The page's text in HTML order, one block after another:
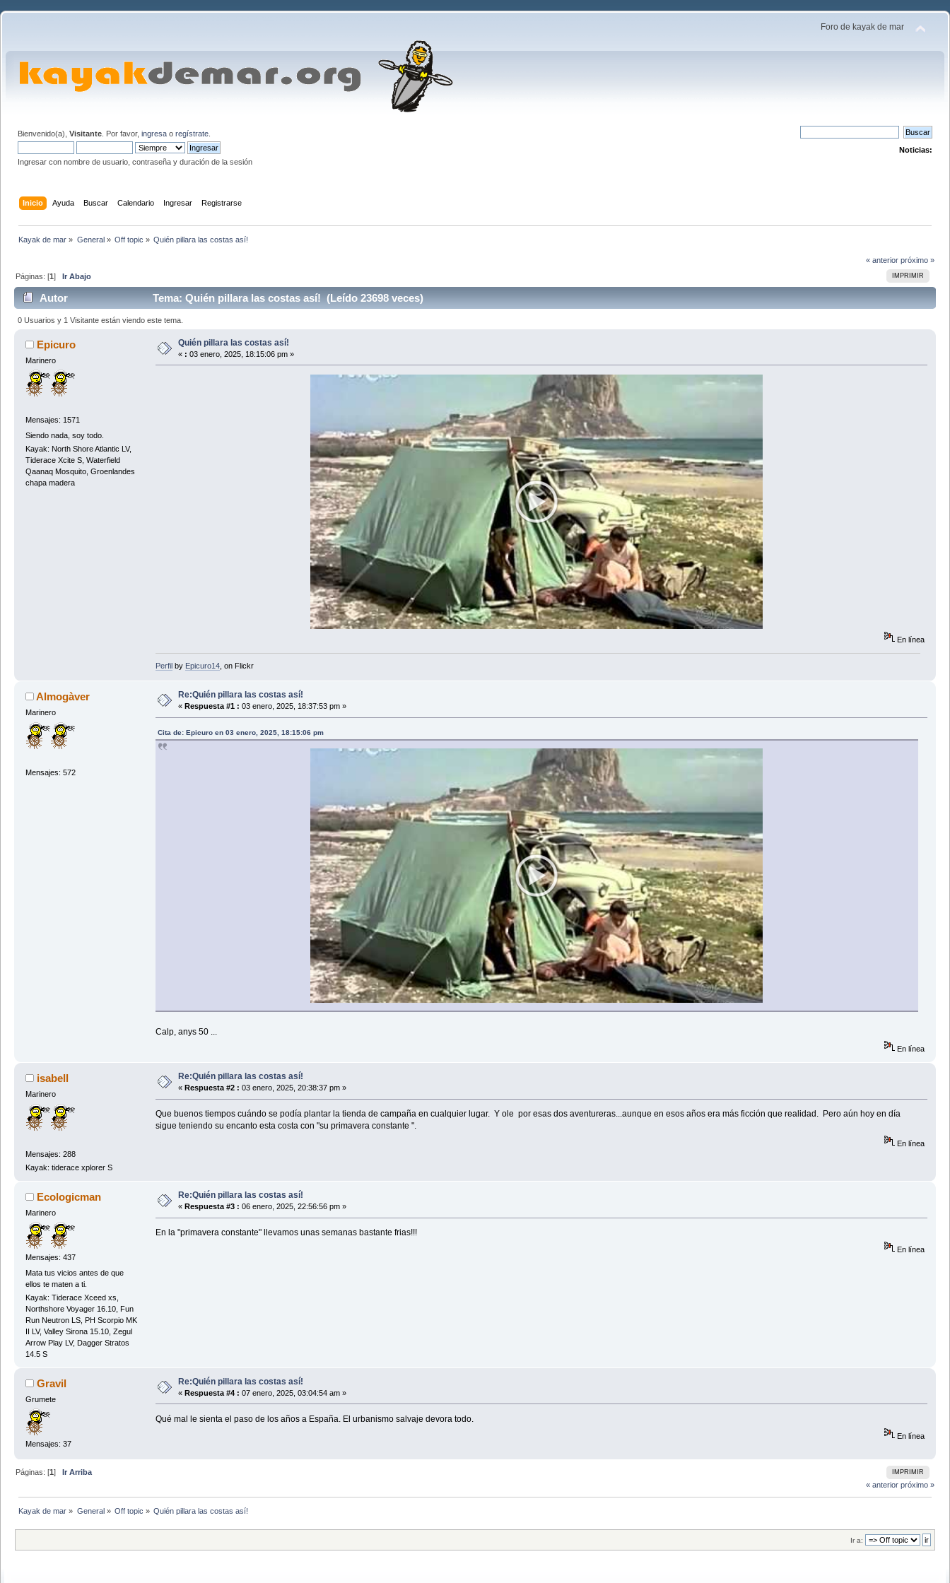
Foro de kayak de mar
Bienvenido(a), Visitante . Por favor, ingresa o regístrate
Ingresar con nombre de usuario, contraseña y duración de la sesión
Noticias:
Inicio Ayuda Buscar Calendario Ingresar Registrarse
Kayak de mar » General» Off topic » Quién pillara las costas así!
« anterior próximo »
IMPRIMIR
Páginas: [1]Ir Abajo
Autor Tema: Quién pillara las costas así! (Leído 23698 veces)
0 Usuarios y 1 Visitante están viendo este tema.
Epicuro
Marinero
Mensajes: 1571
Siendo nada, soy todo.
Kayak: North Shore Atlantic LV,
Tiderace Xcite S, Waterfield
Qaanaq Mosquito, Groenlandes
chapa madera
Quién pillara las costas así!
« : 03 enero, 2025, 18:15:06 pm »
En línea
Perfil by Epicuro14, on Flickr
Almogàver
Marinero
Mensajes: 572
Re:Quién pillara las costas así!
« Respuesta #1 : 03 enero, 2025, 18:37:53 pm »
Cita de: Epicuro en 03 enero, 2025, 18:15:06 pm
Calp, anys 50 ...
En línea
isabell
Marinero
Mensajes: 288
Kayak: tiderace xplorer S
Re:Quién pillara las costas así!
« Respuesta #2 : 03 enero, 2025, 20:38:37 pm »
Que buenos tiempos cuándo se podía plantar la tienda de campaña en cualquier lugar. Y ole por esas dos aventureras...aunque en esos años era más ficción que realidad. Pero aún hoy en día
sigue teniendo su encanto esta costa con "su primavera constante ".
En línea
Ecologicman
Marinero
Mensajes: 437
Mata tus vicios antes de que
ellos te maten a ti.
Kayak: Tiderace Xceed xs,
Northshore Voyager 16.10, Fun
Run Neutron LS, PH Scorpio MK
II LV, Valley Sirona 15.10, Zegul
Arrow Play LV, Dagger Stratos
14.5 S
Re:Quién pillara las costas así!
« Respuesta #3 : 06 enero, 2025, 22:56:56 pm »
En la "primavera constante" llevamos unas semanas bastante frias!!!
En línea
Gravil
Grumete
Mensajes: 37
Re:Quién pillara las costas así!
« Respuesta #4 : 07 enero, 2025, 03:04:54 am »
Qué mal le sienta el paso de los años a España. El urbanismo salvaje devora todo.
En línea
IMPRIMIR
Páginas: [1]
Ir Arriba
« anterior próximo »
Kayak de mar » General » Off topic » Quién pillara las costas así!
Ir a: